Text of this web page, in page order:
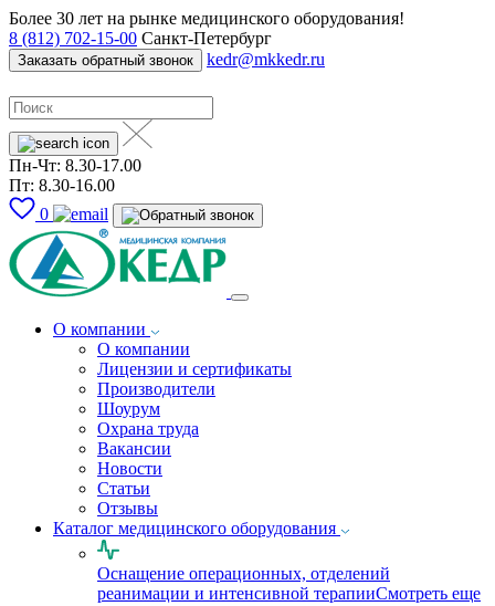
Более 30 лет на рынке медицинского оборудования!
8 (812) 702-15-00 Санкт-Петербург
Заказать обратный звонок kedr@mkkedr.ru
Пн-Чт: 8.30-17.00
Пт: 8.30-16.00
0
О компании
О компании
Лицензии и сертификаты
Производители
Шоурум
Охрана труда
Вакансии
Новости
Статьи
Отзывы
Каталог медицинского оборудования
Оснащение операционных, отделений
реанимации и интенсивной терапииСмотреть еще